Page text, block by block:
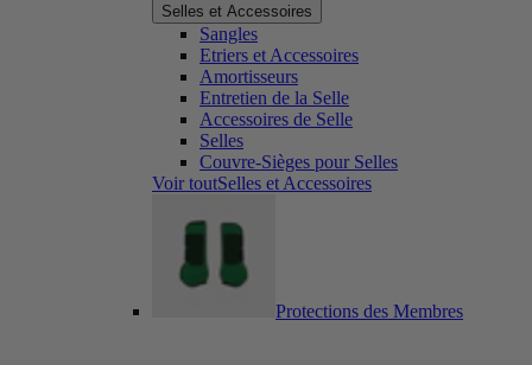
Selles et Accessoires
Sangles
Etriers et Accessoires
Amortisseurs
Entretien de la Selle
Accessoires de Selle
Selles
Couvre-Sièges pour Selles
Voir toutSelles et Accessoires
Protections des Membres